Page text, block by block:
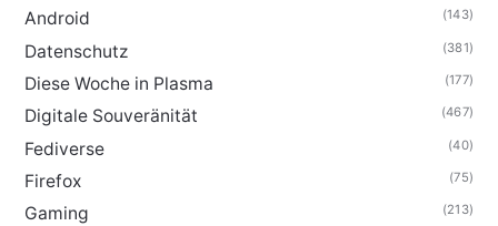
Android (143)
Datenschutz (381)
Diese Woche in Plasma (177)
Digitale Souveränität (467)
Fediverse (40)
Firefox (75)
Gaming (213)